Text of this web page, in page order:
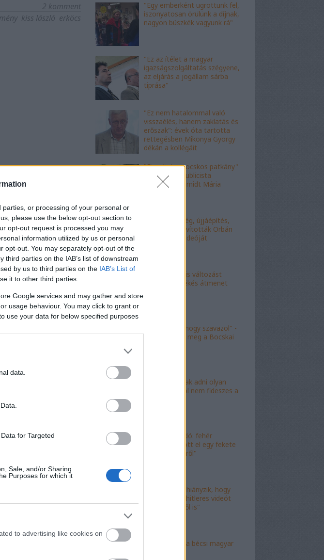
or processing of your personal or
please use the below opt-out section to
opt-out request is processed you may
information utilized by us or personal
opt-out. You may separately opt-out of the
parties on the IAB’s list of downstream
by us to third parties on the IAB’s List of
it to other third parties.
Google services and may gather and store
usage behaviour. You may click to grant or
use your data for below specified purposes
data.
for Targeted
Sale, and/or Sharing
Purposes for which it
to advertising like cookies on
2 komment
kiss lászló erköcs
"Egy emberként ugrottunk fel,
iszonyatosan örülünk a díjnak,
nagyon büszkék vagyunk rá"
"Ez az ítélet a magyar
igazságszolgáltatás szégyene,
az eljárás a jogállam sárba
tiprása"
"Ez nem hatalommal való
visszaélés, hanem zaklatás és
erőszak": évek óta tartotta
rettegésben Mikonya György
dékán a kollégáit
"Figyelj, te mocskos patkány"
- a fideszes publicista
nekiesett Schmidt Mária
"Kell-e segítség, újjáépítés,
bármi?" - Kijavították Orbán
telefonálós videóját
"Kokó radikális változást
akart, én a békés átmenet
"Köszönöm, hogy szavazol" -
molinó jelent meg a Bocskai
"Lóf.szt fognak adni olyan
területre, ahol nem fideszes a
"Magyar híradó: fehér
gyereket lopott el egy fekete
férfi az erkélyről"
"Már csak az hiányzik, hogy
valami idióta hitleres videót
csináljon ebből is"
"Mély torok" a bécsi magyar